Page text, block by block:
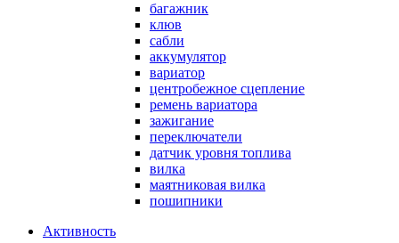
багажник
клюв
сабли
аккумулятор
вариатор
центробежное сцепление
ремень вариатора
зажигание
переключатели
датчик уровня топлива
вилка
маятниковая вилка
пошипники
Активность